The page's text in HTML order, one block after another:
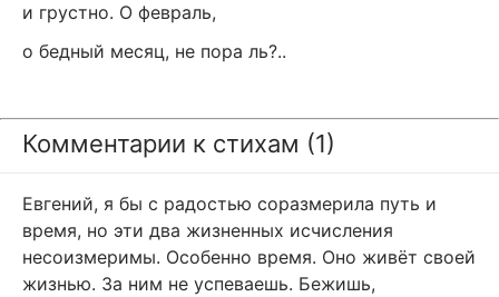
и грустно. О февраль,
о бедный месяц, не пора ль?..
Комментарии к стихам (1)
Евгений, я бы с радостью соразмерила путь и
время, но эти два жизненных исчисления
несоизмеримы. Особенно время. Оно живёт своей
жизнью. За ним не успеваешь. Бежишь,